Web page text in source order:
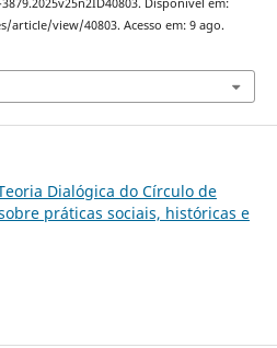
Disponível em:
view/40803. Acesso em: 9 ago.
Dialógica do Círculo de
práticas sociais, históricas e